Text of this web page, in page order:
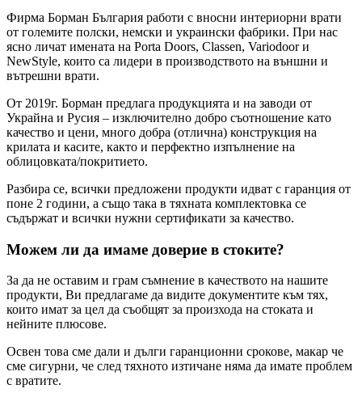
Фирма Борман България работи с вносни интериорни врати
от големите полски, немски и украински фабрики. При нас
ясно личат имената на Porta Doors, Classen, Variodoor и
NewStyle, които са лидери в производството на външни и
вътрешни врати.
От 2019г. Борман предлага продукцията и на заводи от
Украйна и Русия – изключително добро съотношение като
качество и цени, много добра (отлична) конструкция на
крилата и касите, както и перфектно изпълнение на
облицовката/покритието.
Разбира се, всички предложени продукти идват с гаранция от
поне 2 години, а също така в тяхната комплектовка се
съдържат и всички нужни сертификати за качество.
Можем ли да имаме доверие в стоките?
За да не оставим и грам съмнение в качеството на нашите
продукти, Ви предлагаме да видите документите към тях,
които имат за цел да съобщят за произхода на стоката и
нейните плюсове.
Освен това сме дали и дълги гаранционни срокове, макар че
сме сигурни, че след тяхното изтичане няма да имате проблем
с вратите.